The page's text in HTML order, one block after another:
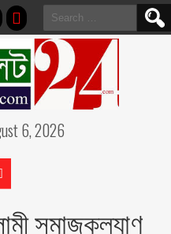
Search
for:
6, 2026
সমাজকল্যাণ